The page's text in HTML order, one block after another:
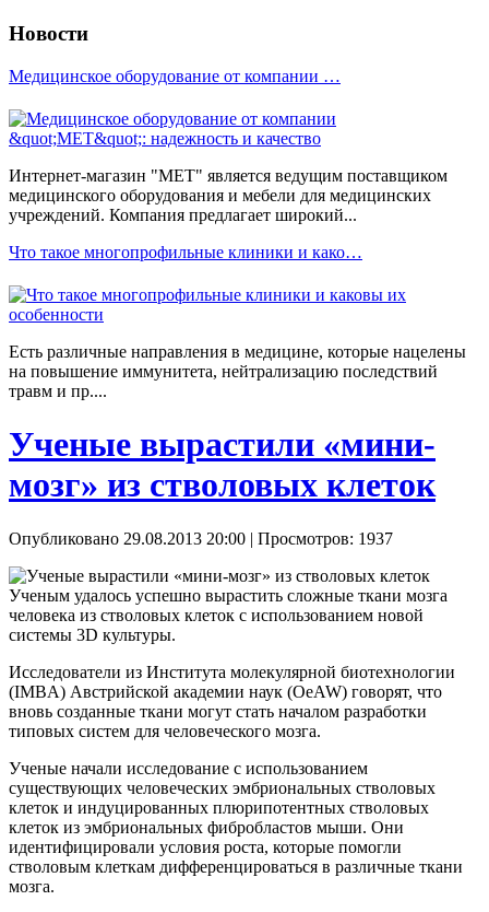
Новости
Медицинское оборудование от компании …
Интернет-магазин "МЕТ" является ведущим поставщиком
медицинского оборудования и мебели для медицинских
учреждений. Компания предлагает широкий...
Что такое многопрофильные клиники и како…
Есть различные направления в медицине, которые нацелены
на повышение иммунитета, нейтрализацию последствий
травм и пр....
Ученые вырастили «мини-
мозг» из стволовых клеток
Опубликовано 29.08.2013 20:00 | Просмотров: 1937
Ученым удалось успешно вырастить сложные ткани мозга
человека из стволовых клеток с использованием новой
системы 3D культуры.
Исследователи из Института молекулярной биотехнологии
(IMBA) Австрийской академии наук (OeAW) говорят, что
вновь созданные ткани могут стать началом разработки
типовых систем для человеческого мозга.
Ученые начали исследование с использованием
существующих человеческих эмбриональных стволовых
клеток и индуцированных плюрипотентных стволовых
клеток из эмбриональных фибробластов мыши. Они
идентифицировали условия роста, которые помогли
стволовым клеткам дифференцироваться в различные ткани
мозга.